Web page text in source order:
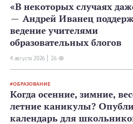
«В некоторых случаях
— Андрей Иванец
ведение учителями
образовательных блогов
4 августа 2026 26
ОБРАЗОВАНИЕ
Когда осенние, зимние,
летние каникулы?
календарь для